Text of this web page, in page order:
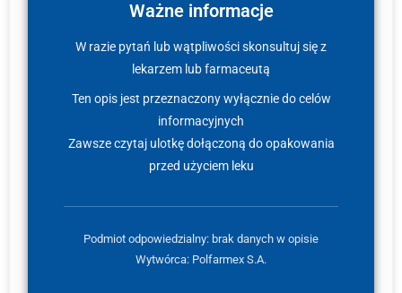
Ważne informacje
W razie pytań lub wątpliwości skonsultuj się z
lekarzem lub farmaceutą
Ten opis jest przeznaczony wyłącznie do celów
informacyjnych
Zawsze czytaj ulotkę dołączoną do opakowania
przed użyciem leku
Podmiot odpowiedzialny: brak danych w opisie
Wytwórca: Polfarmex S.A.